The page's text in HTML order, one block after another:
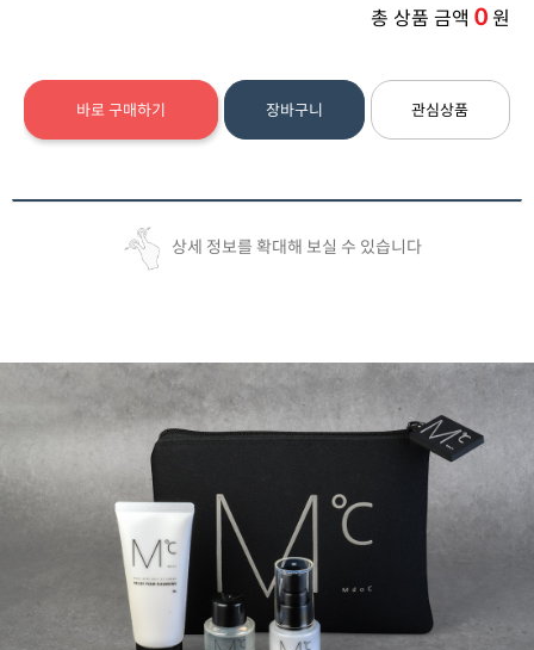
총 상품 금액 0원
바로 구매하기 장바구니 관심상품
상세 정보를 확대해 보실 수 있습니다